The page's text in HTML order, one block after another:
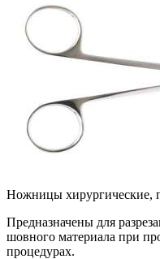
Ножницы хирургические,
Предназначены для
шовного материала при
процедурах.